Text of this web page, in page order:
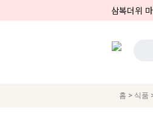
삼복더위
홈 > 식품